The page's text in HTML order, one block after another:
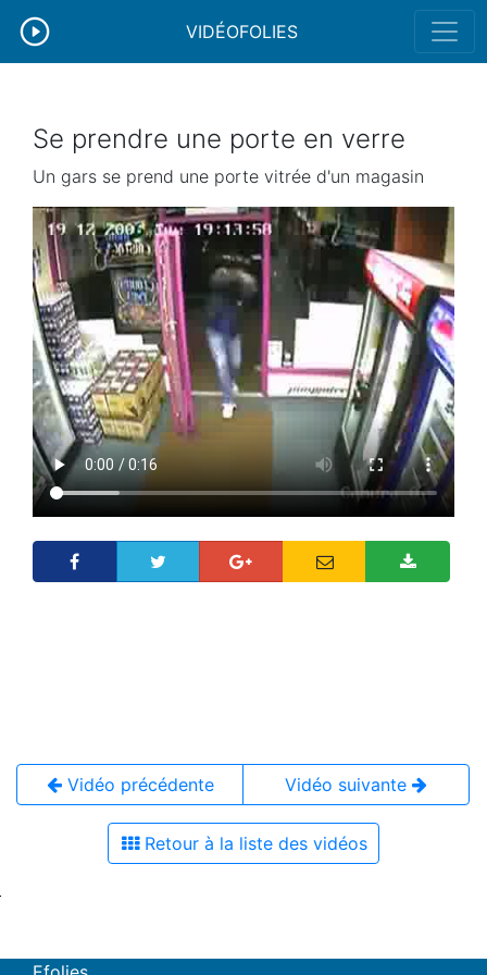
VIDÉOFOLIES
Se prendre une porte en verre
Un gars se prend une porte vitrée d'un magasin
Vidéo précédente Vidéo suivante
Retour à la liste des vidéos